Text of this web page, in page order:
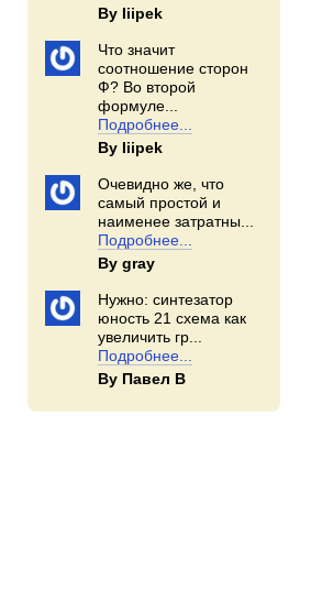
By Iiipek
Что значит
соотношение сторон
Ф? Во второй
формуле...
Подробнее...
By Iiipek
Очевидно же, что
самый простой и
наименее затратны...
Подробнее...
By gray
Нужно: синтезатор
юность 21 схема как
увеличить гр...
Подробнее...
By Павел В